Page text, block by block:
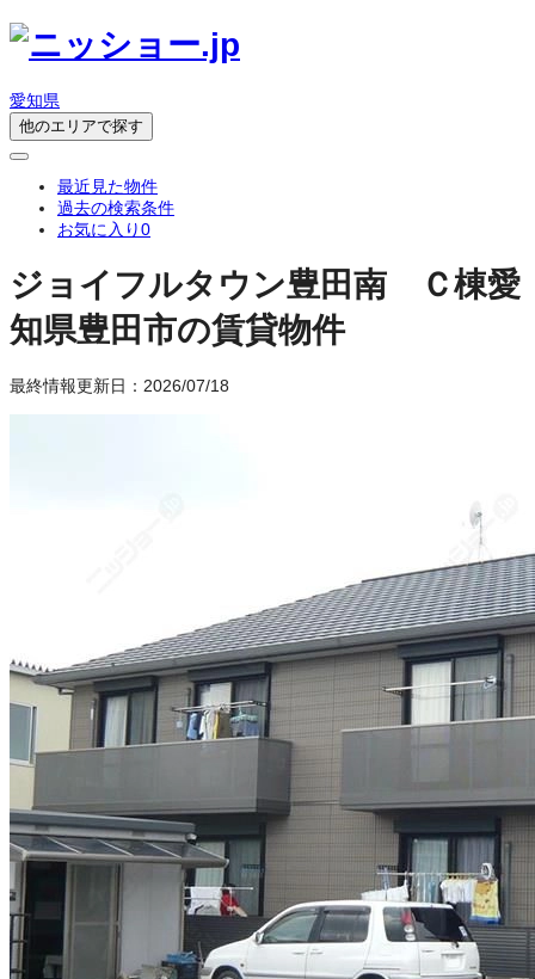
愛知県
他のエリアで探す
最近見た物件
過去の検索条件
お気に入り0
ジョイフルタウン豊田南 Ｃ棟愛
知県豊田市の賃貸物件
最終情報更新日：2026/07/18